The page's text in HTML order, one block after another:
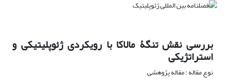
بررسی نقش تنگۀ مالاکا با رویکردی ژئوپلیتیکی و
استراتژیکی
نوع مقاله : مقاله پژوهشی